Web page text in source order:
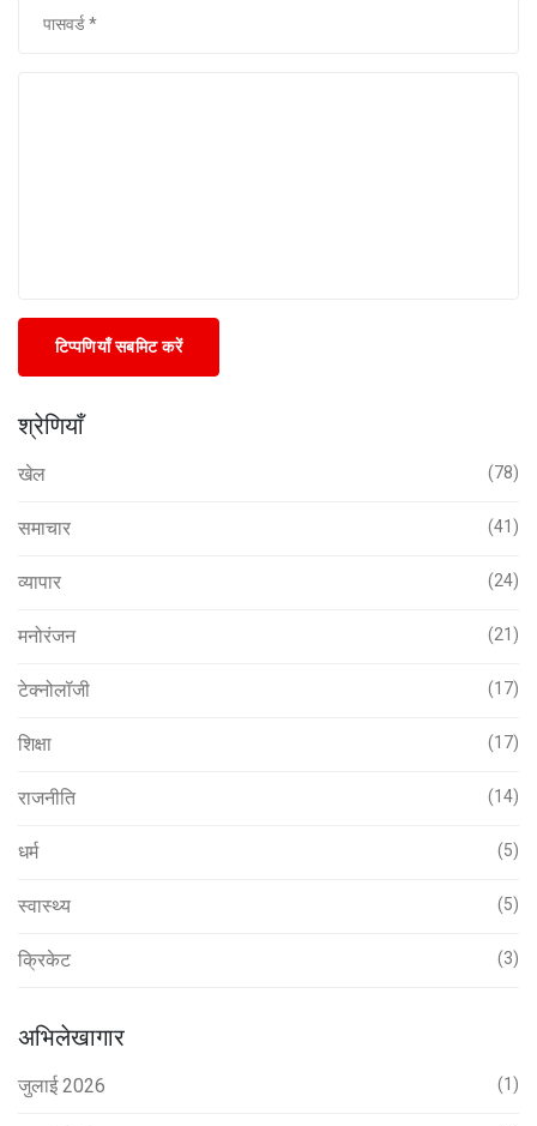
टिप्पणियाँ सबमिट करें
श्रेणियाँ
खेल (78)
समाचार (41)
व्यापार (24)
मनोरंजन (21)
टेक्नोलॉजी (17)
शिक्षा (17)
राजनीति (14)
धर्म (5)
स्वास्थ्य (5)
क्रिकेट (3)
अभिलेखागार
जुलाई 2026 (1)